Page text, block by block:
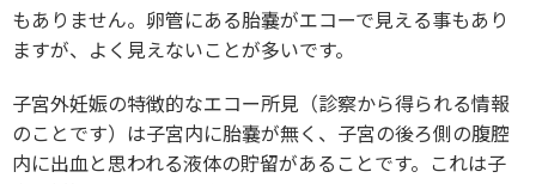
もありません。卵管にある胎嚢がエコーで見える事もあり
ますが、よく見えないことが多いです。
子宮外妊娠の特徴的なエコー所見（診察から得られる情報
のことです）は子宮内に胎嚢が無く、子宮の後ろ側の腹腔
内に出血と思われる液体の貯留があることです。これは子